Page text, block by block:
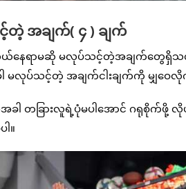
အချက်( ၄ ) ချက်
ဘယ်နေရာမဆို မလုပ်သင့်တဲ့အချက်တွေ
ါ မလုပ်သင့်တဲ့ အချက်ငါးချက်ကို မျှဝေ
ခါ တခြားလူရဲ့ပုံမပါအောင် ဂရုစိုက်
။